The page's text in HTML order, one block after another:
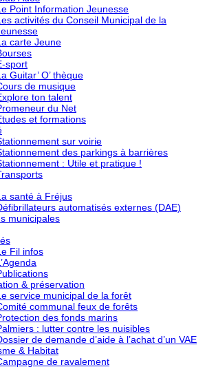
Point Information Jeunesse
activités du Conseil Municipal de la
carte Jeune
sport
Guitar’ O’ thèque
de musique
ton talent
du Net
et formations
sur voirie
des parkings à barrières
: Utile et pratique !
santé à Fréjus
automatisés externes (DAE)
municipales
Fil infos
& préservation
service municipal de la forêt
communal feux de forêts
des fonds marins
: lutter contre les nuisibles
de demande d’aide à l’achat d’un VAE
& Habitat
de ravalement